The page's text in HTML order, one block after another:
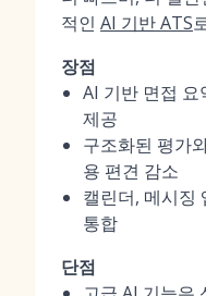
적인 AI 기반 ATS
장점
AI 기반 면접 요
제공
구조화된 평가
용 편견 감소
캘린더, 메시징
통합
단점